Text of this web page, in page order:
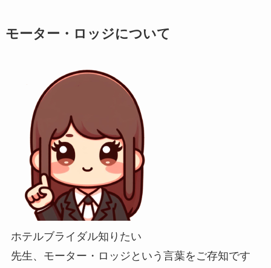
モーター・ロッジについて
ホテルブライダル知りたい
先生、モーター・ロッジという言葉をご存知です